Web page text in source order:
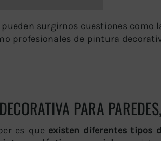
surgirnos cuestiones
profesionales de pintura
PARA
es que existen diferentes tipos